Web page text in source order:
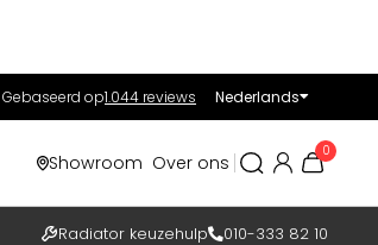
Gebaseerd op1.044 reviews Nederlands
Showroom Over ons
0
Radiator keuzehulp 010-333 82 10